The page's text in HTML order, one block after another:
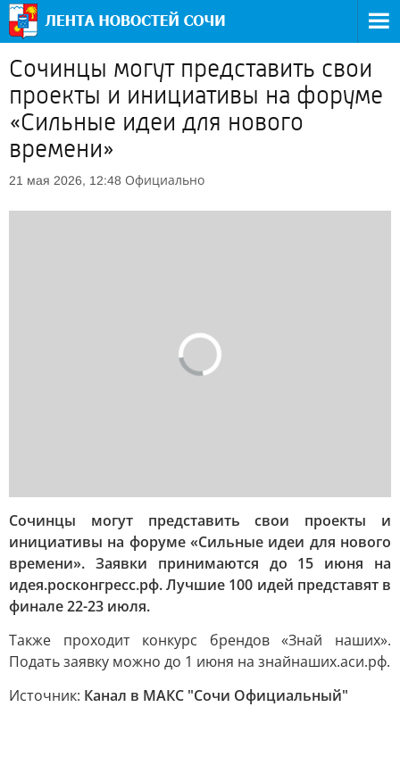
Сочинцы могут представить свои
проекты и инициативы на форуме
«Сильные идеи для нового
времени»
21 мая 2026, 12:48 Официально
Сочинцы могут представить свои проекты и
инициативы на форуме «Сильные идеи для нового
времени». Заявки принимаются до 15 июня на
идея.росконгресс.рф. Лучшие 100 идей представят в
финале 22-23 июля.
Также проходит конкурс брендов «Знай наших».
Подать заявку можно до 1 июня на знайнаших.аси.рф.
Источник: Канал в МАКС "Сочи Официальный"